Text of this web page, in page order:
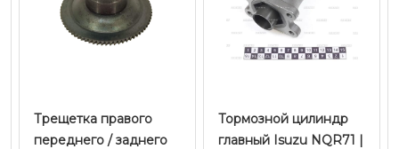
Трещетка правого
переднего / заднего
Тормозной цилиндр
главный Isuzu NQR71 |